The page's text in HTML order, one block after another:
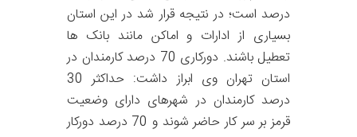
درصد است؛ در نتیجه قرار شد در این استان
بسیاری از ادارات و اماکن مانند بانک ها
تعطیل باشند. دورکاری 70 درصد کارمندان در
استان تهران وی ابراز داشت: حداکثر 30
درصد کارمندان در شهرهای دارای وضعیت
قرمز بر سر کار حاضر شوند و 70 درصد دورکار